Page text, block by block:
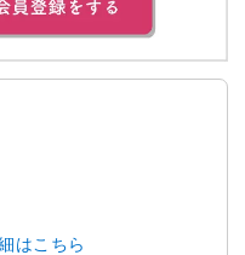
はこちら